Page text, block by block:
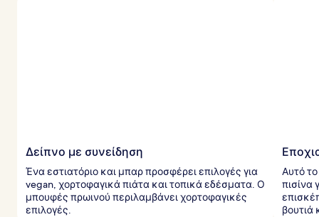
Δείπνο με συνείδηση
Ένα εστιατόριο και μπαρ προσφέρει επιλογές για
vegan, χορτοφαγικά πιάτα και τοπικά εδέσματα. Ο
μπουφές πρωινού περιλαμβάνει χορτοφαγικές
επιλογές.
Αυτό
πισίνα
βουτιά